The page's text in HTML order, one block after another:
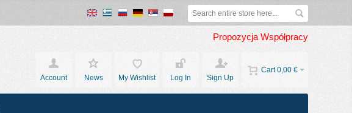
Propozycja Współpracy
Cart 0,00 €
Account
News My Wishlist Log In Sign Up